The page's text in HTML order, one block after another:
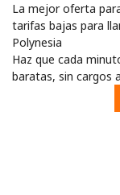
La mejor oferta
tarifas bajas para
Polynesia
Haz que cada
baratas, sin cargos